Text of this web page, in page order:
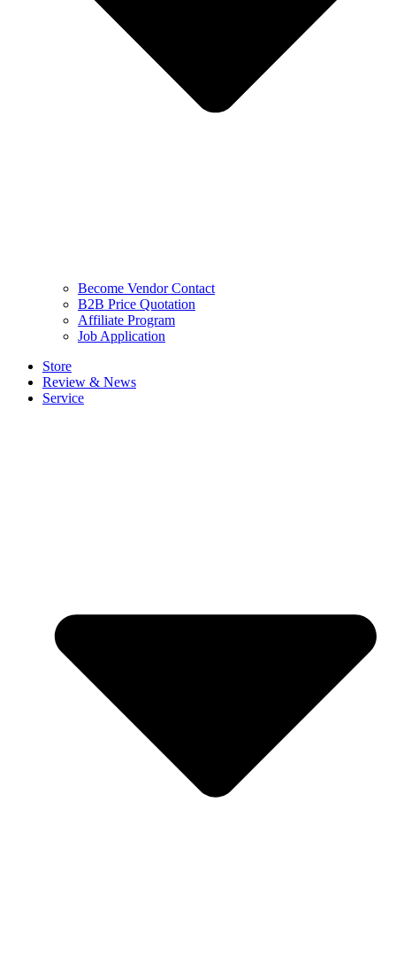
Become Vendor Contact
B2B Price Quotation
Affiliate Program
Job Application
Store
Review & News
Service